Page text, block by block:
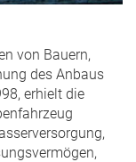
von Bauern,
des Anbaus
erhielt die